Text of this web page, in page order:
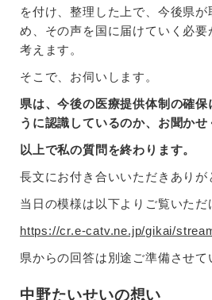
を付け、整理した上で、今後県
め、その声を国に届けていく必要
考えます。
そこで、お伺いします。
県は、今後の医療提供体制の確保
うに認識しているのか、お聞かせ
以上で私の質問を終わります。
長文にお付き合いいただきありが
当日の模様は以下よりご覧いただ
https://cr.e-catv.ne.jp/gikai/
県からの回答は別途ご準備させて
中野たいせいの想い